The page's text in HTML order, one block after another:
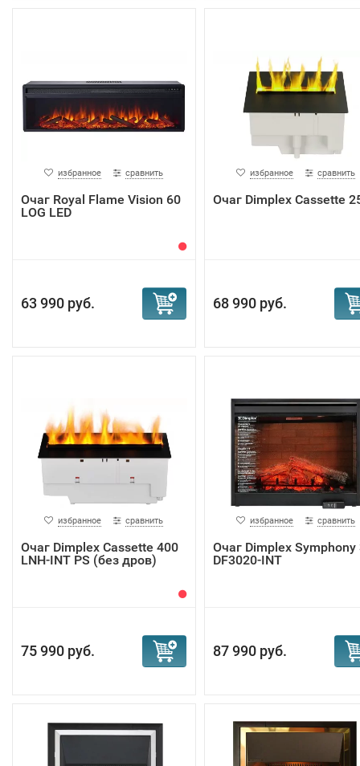
избранное сравнить
Очаг Royal Flame Vision 60
LOG LED
63 990 руб.
избранное сравнить
Очаг Dimplex Cassette
68 990 руб.
избранное сравнить
Очаг Dimplex Cassette 400
LNH-INT PS (без дров)
75 990 руб.
избранное сравнить
Очаг Dimplex Symphony
DF3020-INT
87 990 руб.